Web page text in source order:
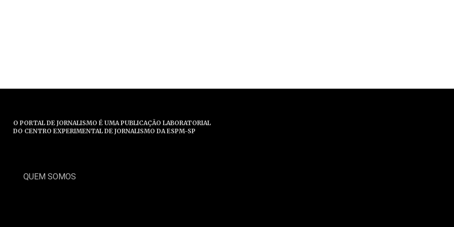
O PORTAL DE JORNALISMO É UMA PUBLICAÇÃO LABORATORIAL
DO CENTRO EXPERIMENTAL DE JORNALISMO DA ESPM-SP
QUEM SOMOS